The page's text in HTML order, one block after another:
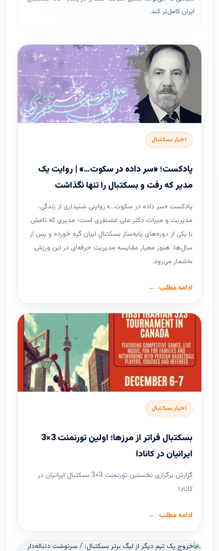
ایران کامل‌تر کند.
اخبار بسکتبال
پادکست؛ «سر داده در سکوت…» | روایت یک
مدیر که رفت و بسکتبال را تنها نگذاشت
پادکست «سر داده در سکوت…» روایتی شنیداری از زندگی،
مدیریت و میراث دکتر علی غضنفری است؛ مدیری که نامش
با یکی از دوره‌های پایه‌ساز بسکتبال ایران گره خورده و پس از
سال‌ها، هنوز معیار مقایسه مدیریت حرفه‌ای در این ورزش
به‌شمار می‌رود.
ادامه مطلب
اخبار بسکتبال
بسکتبال فراتر از مرزها؛ اولین تورنمنت 3×3
ایرانیان در کانادا
گزارش برگزاری نخستین تورنمنت 3×3 بسکتبال ایرانیان در
کانادا
ادامه مطلب